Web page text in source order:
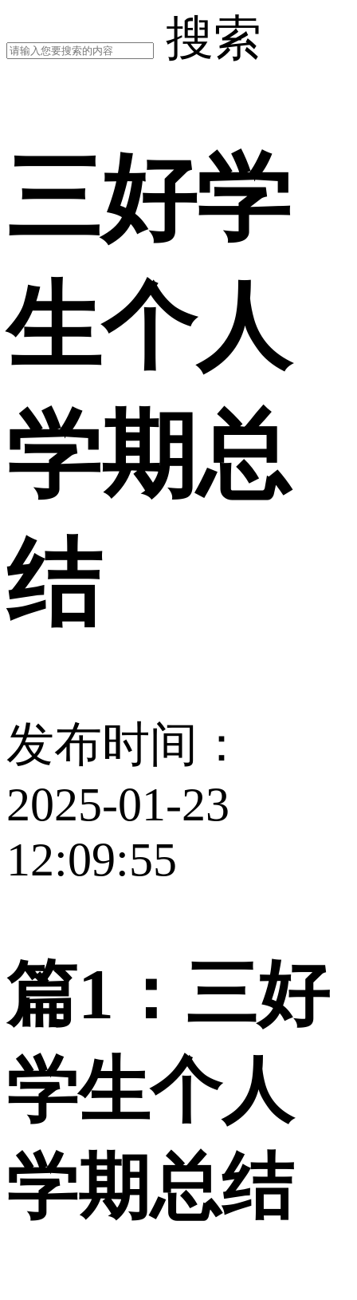
搜索
三好学
生个人
学期总
结
发布时间：
2025-01-23
12:09:55
篇1：三好
学生个人
学期总结